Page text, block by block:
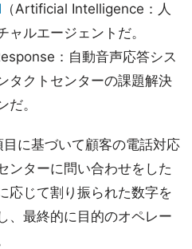
（Artificial Intelligence：人
ルエージェントだ。
：自動音声応答シス
タクトセンターの課題解決
。
に基づいて顧客の電話対応
ンターに問い合わせをした
応じて割り振られた数字を
、最終的に目的のオペレー